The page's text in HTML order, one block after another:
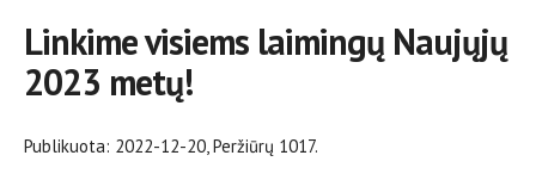
ATSILIEPIMAI INFORMACIJA ĮSTAIGOMS
Linkime visiems laimingų Naujųjų
2023 metų!
Publikuota: 2022-12-20, Peržiūrų 1017.